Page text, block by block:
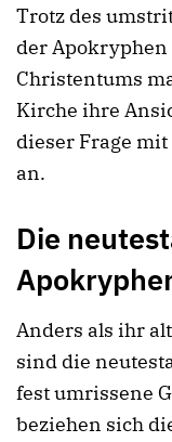
Trotz des
der Apokryphen
Christentums
Kirche ihre
dieser Frage
an.
Die
Anders als ihr
sind die
fest umrissene
beziehen sich